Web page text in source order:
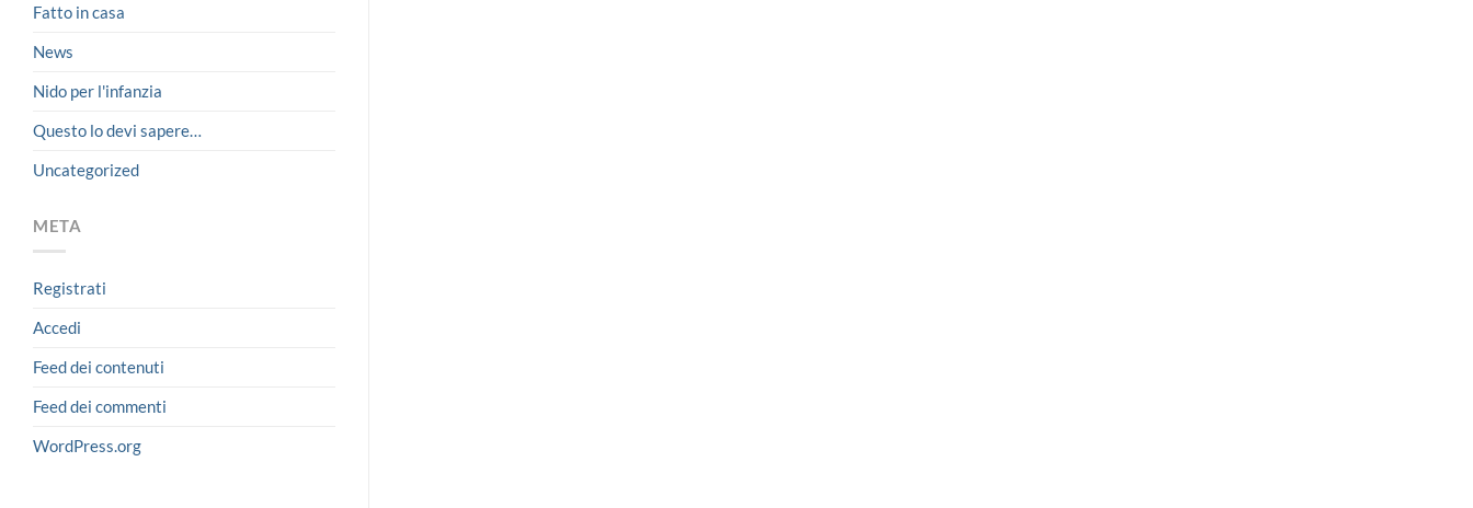
Fatto in casa
News
Nido per l'infanzia
Questo lo devi sapere…
Uncategorized
META
Registrati
Accedi
Feed dei contenuti
Feed dei commenti
WordPress.org